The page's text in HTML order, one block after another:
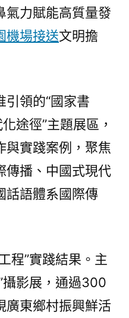
氣力賦能高質量發
機場接送文明擔
引領的“國家書
途徑”主題展區，
與實踐案例，聚焦
傳播、中國式現代
話語體系國際傳
程”實踐結果。主
攝影展，通過300
廣東鄉村振興鮮活